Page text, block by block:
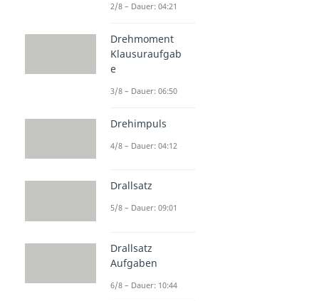
2/8 – Dauer: 04:21
Drehmoment
Klausuraufgab
e
3/8 – Dauer: 06:50
Drehimpuls
4/8 – Dauer: 04:12
Drallsatz
5/8 – Dauer: 09:01
Drallsatz
Aufgaben
6/8 – Dauer: 10:44